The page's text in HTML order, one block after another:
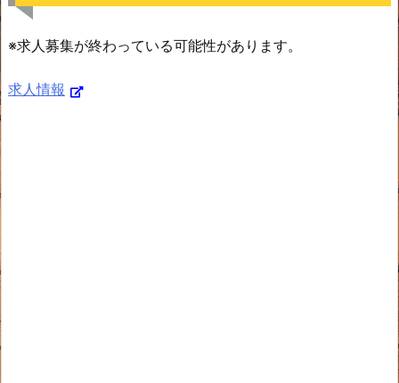
※求人募集が終わっている可能性があります。
求人情報